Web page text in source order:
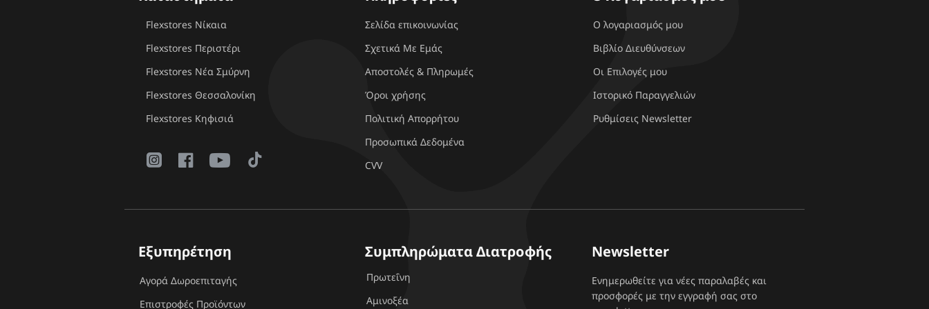
Flexstores Νίκαια
Flexstores Περιστέρι
Flexstores Νέα Σμύρνη
Flexstores Θεσσαλονίκη
Flexstores Κηφισιά
Σελίδα επικοινωνίας
Σχετικά Με Εμάς
Αποστολές & Πληρωμές
Όροι χρήσης
Πολιτική Απορρήτου
Προσωπικά Δεδομένα
CVV
Ο λογαριασμός μου
Βιβλίο Διευθύνσεων
Οι Επιλογές μου
Ιστορικό Παραγγελιών
Ρυθμίσεις Newsletter
Εξυπηρέτηση
Αγορά Δωροεπιταγής
Επιστροφές Προϊόντων
Συμπληρώματα Διατροφής
Πρωτεΐνη
Αμινοξέα
Newsletter
Ενημερωθείτε για νέες παραλαβές και
προσφορές με την εγγραφή σας στο